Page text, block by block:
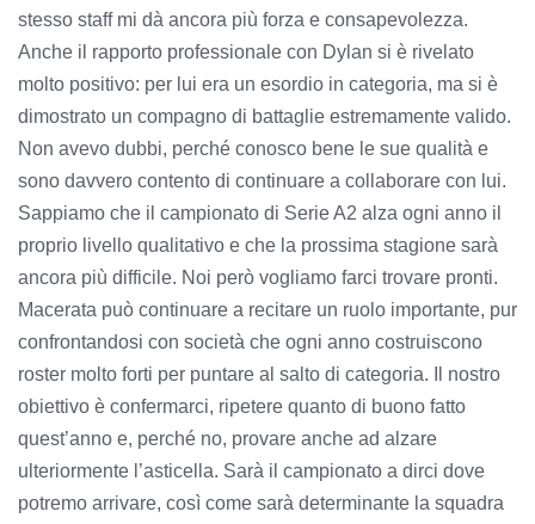
stesso staff mi dà ancora più forza e consapevolezza.
Anche il rapporto professionale con Dylan si è rivelato
molto positivo: per lui era un esordio in categoria, ma si è
dimostrato un compagno di battaglie estremamente valido.
Non avevo dubbi, perché conosco bene le sue qualità e
sono davvero contento di continuare a collaborare con lui.
Sappiamo che il campionato di Serie A2 alza ogni anno il
proprio livello qualitativo e che la prossima stagione sarà
ancora più difficile. Noi però vogliamo farci trovare pronti.
Macerata può continuare a recitare un ruolo importante, pur
confrontandosi con società che ogni anno costruiscono
roster molto forti per puntare al salto di categoria. Il nostro
obiettivo è confermarci, ripetere quanto di buono fatto
quest’anno e, perché no, provare anche ad alzare
ulteriormente l’asticella. Sarà il campionato a dirci dove
potremo arrivare, così come sarà determinante la squadra